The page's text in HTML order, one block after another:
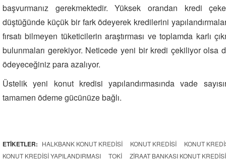
başvurmanız gerekmektedir. Yüksek orandan kredi
düştüğünde küçük bir fark ödeyerek kredilerini
fırsatı bilmeyen tüketicilerin araştırması ve toplamda karlı
bulunmaları gerekiyor. Neticede yeni bir kredi çekiliyor olsa
ödeyeceğiniz para azalıyor.
Üstelik yeni konut kredisi yapılandırmasında vade
tamamen ödeme gücünüze bağlı.
ETİKETLER: HALKBANK KONUT KREDISI KONUT KREDISI
KONUT
KONUT KREDISI YAPILANDIRMASI
TOKİ ZIRAAT BANKASI KONUT KREDISI